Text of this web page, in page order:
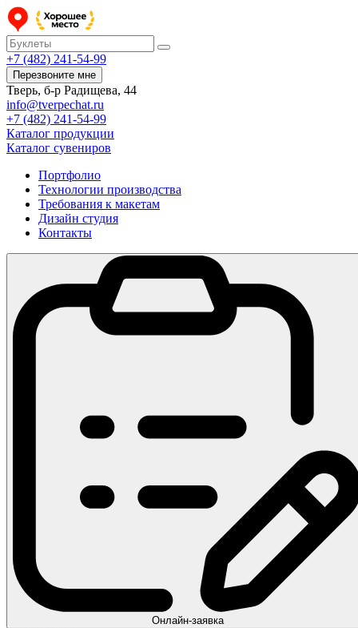
+7 (482) 241-54-99
Перезвоните мне
Тверь, б-р Радищева, 44
info@tverpechat.ru
+7 (482) 241-54-99
Каталог продукции
Каталог сувениров
Портфолио
Технологии производства
Требования к макетам
Дизайн студия
Контакты
Онлайн-заявка